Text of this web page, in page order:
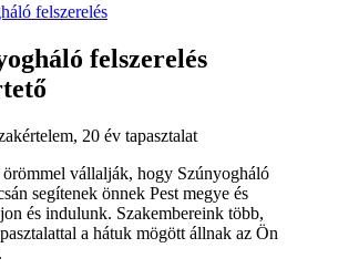
felszerelés
felszerelés
20 év tapasztalat
vállalják, hogy Szúnyogháló
segítenek önnek Pest megye és
és indulunk. Szakembereink több,
a hátuk mögött állnak az Ön